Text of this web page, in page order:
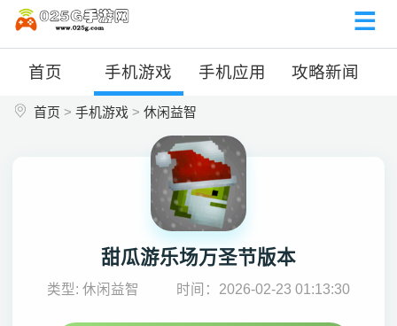
首页 手机游戏 手机应用 攻略新闻
首页 > 手机游戏> 休闲益智
甜瓜游乐场万圣节版本
类型: 休闲益智 时间：2026-02-23 01:13:30